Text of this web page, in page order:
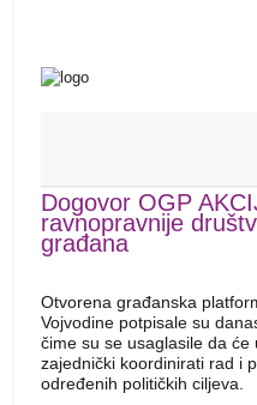
Dogovor OGP
ravnopravnije
građana
Otvorena građanska
Vojvodine potpisale su
čime su se usaglasile da
zajednički koordinirati rad i
određenih političkih ciljeva.